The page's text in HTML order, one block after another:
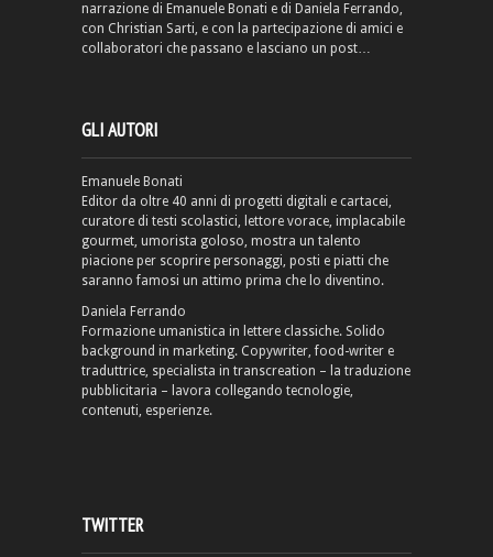
narrazione di Emanuele Bonati e di Daniela Ferrando,
con Christian Sarti, e con la partecipazione di amici e
collaboratori che passano e lasciano un post…
GLI AUTORI
Emanuele Bonati
Editor da oltre 40 anni di progetti digitali e cartacei,
curatore di testi scolastici, lettore vorace, implacabile
gourmet, umorista goloso, mostra un talento
piacione per scoprire personaggi, posti e piatti che
saranno famosi un attimo prima che lo diventino.
Daniela Ferrando
Formazione umanistica in lettere classiche. Solido
background in marketing. Copywriter, food-writer e
traduttrice, specialista in transcreation – la traduzione
pubblicitaria – lavora collegando tecnologie,
contenuti, esperienze.
TWITTER